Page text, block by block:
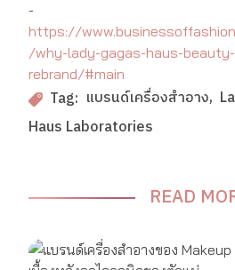
-
https://
/why-lady-gagas-haus-
rebrand/#main
Tag: แบรนด์เครื่องสำอาง
Haus Laboratories
READ